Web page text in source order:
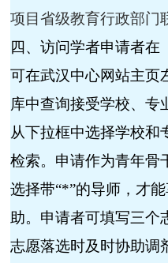
项目省级教育行政部门
四、访问学者申请者在
可在武汉中心网站主页
库中查询接受学校、专
从下拉框中选择学校和
检索。申请作为青年骨
选择带“*”的导师，才
助。申请者可填写三个
志愿落选时及时协助调